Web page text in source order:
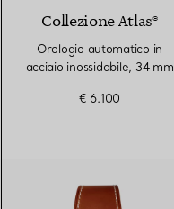
Collezione Atlas®
Orologio automatico in
acciaio inossidabile, 34 mm
€ 6.100